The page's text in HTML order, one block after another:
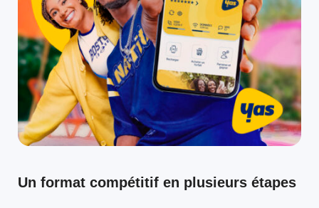
Un format compétitif en plusieurs étapes